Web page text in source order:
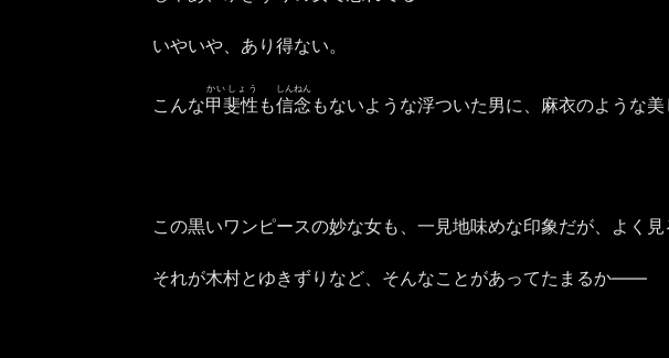
いやいや、あり得ない。
こんな甲斐性
かいしょう
も信念
しんねん
もないような浮ついた男に、麻衣のような
この黒いワンピースの妙な女も、一見地味めな印象だが、よく
それが木村とゆきずりなど、そんなことがあってたまるか――